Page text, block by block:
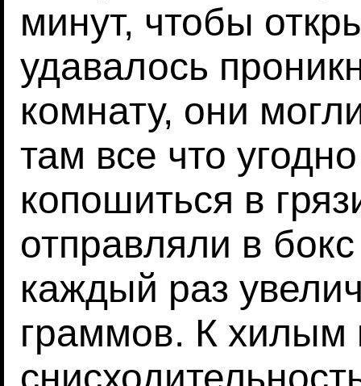
минут, чтобы
удавалось
комнату, они
там все что
копошиться в
отправляли в
каждый раз
граммов. К хилым